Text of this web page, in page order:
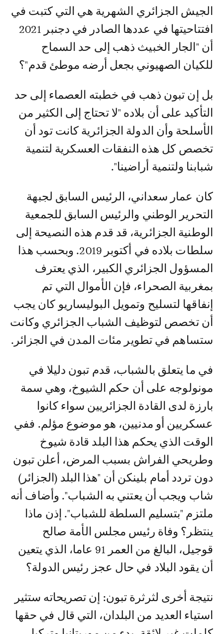
الجيش الجزائري الشهرية هي التي كتبت في
افتتاحيتها في عددها الصادر في دجنبر 2021
أن "الجار الخبيث ذهب إلى حد السماح
للكيان الصهيوني بجعل أرضه موطئ قدم"؟
بل إن تبون ذهب في خطبته العصماء إلى حد
التأكيد على أن بلاده "لا تحتاج إلى الكثير من
الأسلحة وأن الدولة الجزائرية كانت تود أن
تخصص كل هذه النفقات العسكرية لتنمية
شبابنا ولتنمية أراضينا".
كان عمار سعداني، الرئيس السابق لجبهة
التحرير الوطني والرئيس السابق للجمعية
الوطنية الجزائرية، قد قدم هذه النصيحة إلى
سلطات بلاده في أكتوبر 2019. وبحسب هذا
المسؤول الجزائري الكبير، الذي يعترف
بمغربية الصحراء، فإن الأموال التي تم
إنفاقها لتسليح وتمويل البوليساريو كان يجب
أن تخصص لتوظيف الشباب الجزائري وكانت
ستساهم في تطوير مئات المدن في الجزائر.
في ما يتعلق بالشباب، قدم تبون دليلا في
مونولوجه على أن حكم الشيوخ، وهي سمة
بارزة لدى القادة الجزائريين سواء كانوا
عسكريين أو مدنيين، هو موضوع مؤلم. ففي
الوقت الذي يحكم هذا البلد قادة شيوخ
وطريحي الفراش بسبب المرض، أعلن تبون
دون تردد أمام بلينكن أن "هذا البلد (الجزائر)
شاب ويجب أن يعتني به الشباب". وأضاف أنه
ملتزم "بتسليم السلطة للشباب". إذن ماذا
ينتظر؟ وفاة رئيس مجلس الأمة صالح
قوجيل، البالغ من العمر 91 عاما، الذي يتعين
أن يقود البلاد في حال عجز رئيس الدولة؟
نتيجة أخرى لثرثرة تبون: إن تصريحاته ستثير
استياء العديد من البلدان، التي قال في حقها